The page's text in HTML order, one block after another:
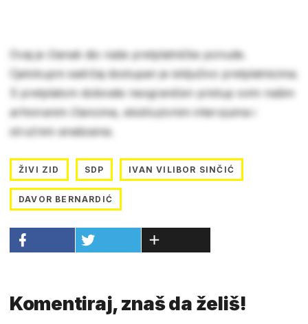
Ovaj je članak dio naše pretplatničke ponude.
Cjelokupni sadržaj dostupan je isključivo pretplatnicima.
S pretplatom dobivate neograničen pristup svim našim
arhiviranim člancima, ekskluzivnim intervjuima i
stručnim analizama.
ŽIVI ZID SDP IVAN VILIBOR SINČIĆ
DAVOR BERNARDIĆ
Komentiraj, znaš da želiš!